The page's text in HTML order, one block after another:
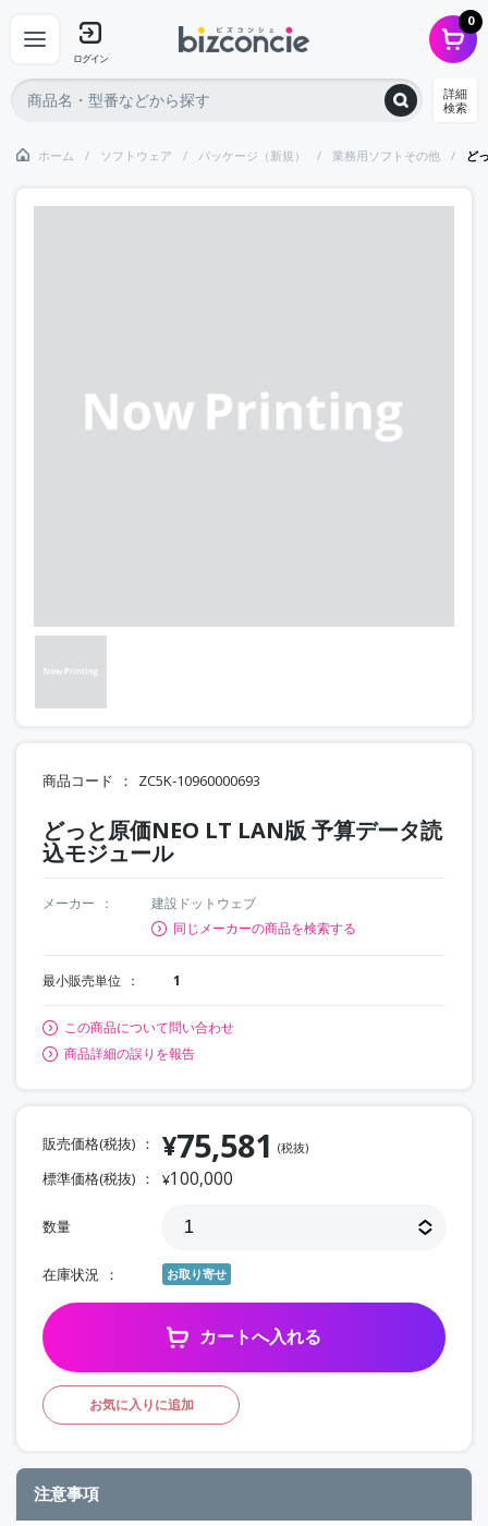
ログイン
0
詳細
検索
ホーム ソフトウェア パッケージ（新規） 業務用ソフトその他 ど
商品コード ZC5K-10960000693
どっと原価NEO LT LAN版 予算データ読
込モジュール
メーカー
建設ドットウェブ
同じメーカーの商品を検索する
最小販売単位 1
この商品について問い合わせ
商品詳細の誤りを報告
販売価格(税抜) ¥75,581 (税抜)
標準価格(税抜) ¥100,000
数量
在庫状況 お取り寄せ
カートへ入れる
お気に入りに追加
注意事項